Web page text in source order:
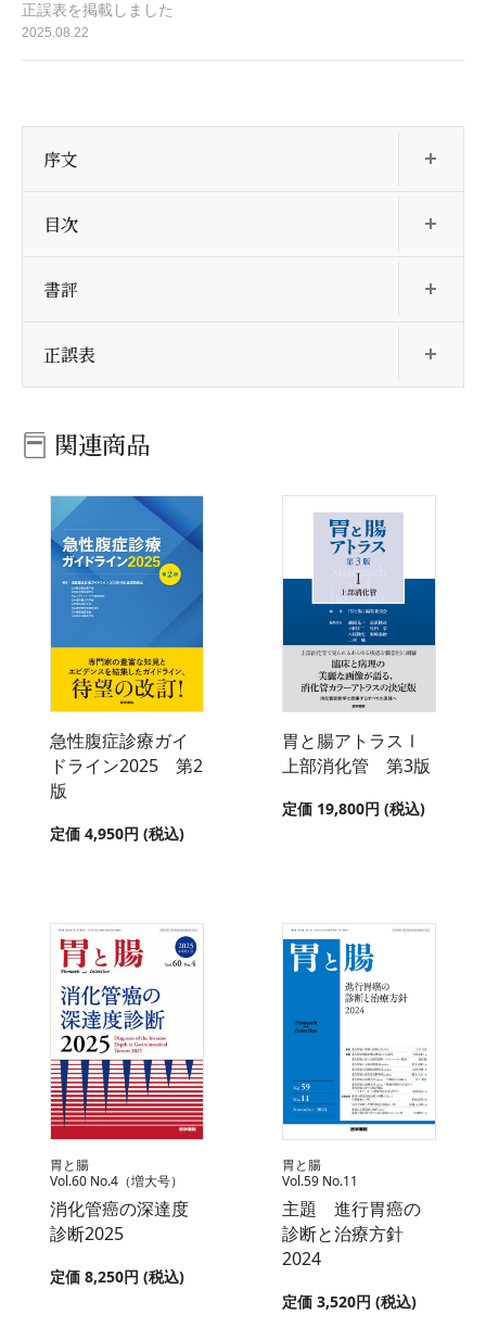
正誤表を掲載しました
2025.08.22
序文
目次
書評
正誤表
関連商品
急性腹症診療ガイ
ドライン2025 第2
版
定価 4,950円 (税込)
胃と腸アトラスⅠ
上部消化管 第3版
定価 19,800円 (税込)
胃と腸
Vol.60 No.4（増大号）
消化管癌の深達度
診断2025
定価 8,250円 (税込)
胃と腸
Vol.59 No.11
主題 進行胃癌の
診断と治療方針
2024
定価 3,520円 (税込)